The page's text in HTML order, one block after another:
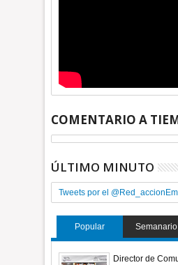
COMENTARIO A
ÚLTIMO MINUTO
Tweets por el
Popular Semanario
Director de